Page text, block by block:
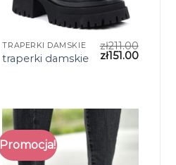
TRAPERKI DAMSKIE
traperki damskie
zł211.00
zł151.00
Promocja!